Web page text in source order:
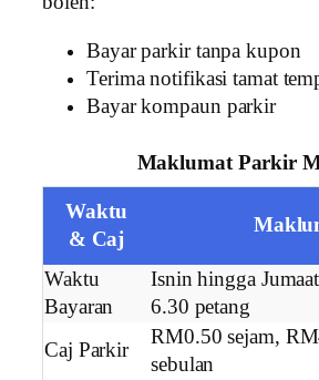
Bayar parkir tanpa kupon
Terima notifikasi tamat
Bayar kompaun parkir
Maklumat Parkir
Waktu
& Caj
Waktu
Bayaran
Isnin hingga
6.30 petang
Caj Parkir
RM0.50 sejam,
sebulan